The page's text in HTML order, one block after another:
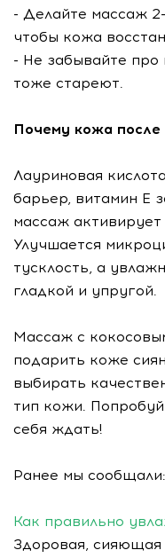
- Делайте массаж
чтобы кожа
- Не забывайте
тоже стареют.
Почему кожа после
Лауриновая
барьер, витамин E
массаж активирует
Улучшается
тусклость, а
гладкой и упругой.
Массаж с
подарить коже
выбирать
тип кожи.
себя ждать!
Ранее мы сообщали:
Как правильно
Здоровая, сияющая